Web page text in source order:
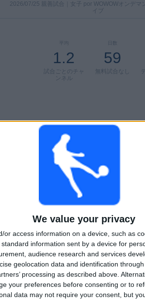
We value your privacy
or access information on a device, such as
information sent by a device for
audience research and services
geolocation data and identification
processing as described above.
your preferences before consenting or to
data may not require your consent, but
2026/07/25 親善試合｜女子 por WOWOWオンデマ
イブ
日数
59
無料試合なし
1.2
試合ごとのチャ
ンネル
Total equipos
無料放送の試合数によるチームランキング
14 (23.33%)
サウジアラビア
6 (10%)
完全なランキングを見る
アウェイ試合数によるチームランキング